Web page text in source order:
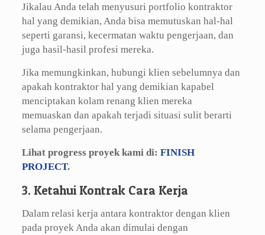
Jikalau Anda telah menyusuri portfolio kontraktor
hal yang demikian, Anda bisa memutuskan hal-hal
seperti garansi, kecermatan waktu pengerjaan, dan
juga hasil-hasil profesi mereka.
Jika memungkinkan, hubungi klien sebelumnya dan
apakah kontraktor hal yang demikian kapabel
menciptakan kolam renang klien mereka
memuaskan dan apakah terjadi situasi sulit berarti
selama pengerjaan.
Lihat progress proyek kami di: FINISH
PROJECT.
3. Ketahui Kontrak Cara Kerja
Dalam relasi kerja antara kontraktor dengan klien
pada proyek Anda akan dimulai dengan